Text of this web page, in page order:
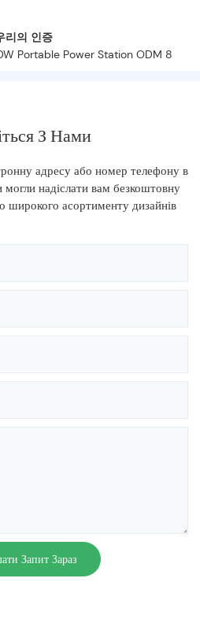
리의 인증
З Нами
адресу або номер телефону в
надіслати вам безкоштовну
асортименту дизайнів
Запит Зараз